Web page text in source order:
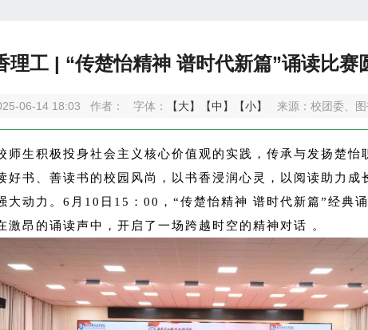
理工 | “传楚怡精神 谱时代新篇”诵读比赛
06-14 18:03 作者： 字体： 【大】 【中】 【小】 来源：校团委、
师生积极投身社会主义核心价值观的实践，传承与发扬楚怡
好书、善读书的校园风尚，以书香浸润心灵，以阅读助力成
大动力。6月10日15：00，“传楚怡精神 谱时代新篇”经典
激昂的诵读声中，开启了一场跨越时空的精神对话 。